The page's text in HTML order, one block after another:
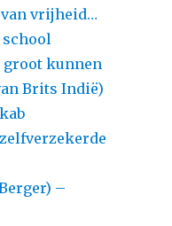
van vrijheid…
school
groot kunnen
Brits Indië)
–